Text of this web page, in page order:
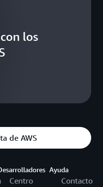
los
de AWS
Centro
Ayuda
Contacto